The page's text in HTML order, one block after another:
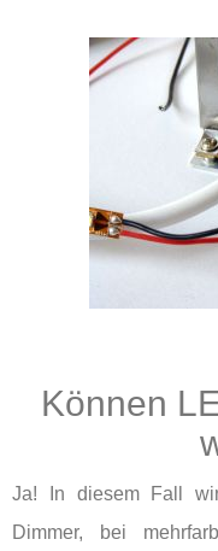
Können
Ja! In diesem Fall
Dimmer, bei